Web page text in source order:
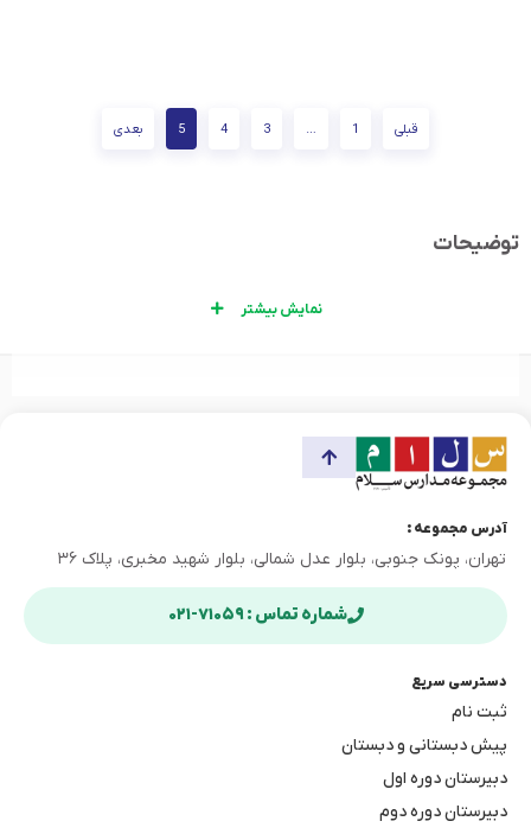
قبلی 1
…
3
4
5 بعدی
توضیحات
نمایش بیشتر
آدرس مجموعه :
تهران، پونک جنوبی، بلوار عدل شمالی، بلوار شهید مخبری، پلاک ۳۶
شماره تماس : ۷۱۰۵۹-۰۲۱
دسترسی سریع
ثبت نام
پیش دبستانی و دبستان
دبیرستان دوره اول
دبیرستان دوره دوم